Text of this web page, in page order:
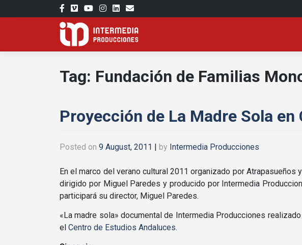
to
Tag: Fundación de Familias
Proyección de La Madre Sola en
Posted on 9 August, 2011 by Intermedia Producciones
En el marco del verano cultural 2011 organizado por
dirigido por Miguel Paredes y producido por Intermedia
participará su director, Miguel Paredes.
«La madre sola» documental de Intermedia Producciones
el Centro de Estudios Andaluces.